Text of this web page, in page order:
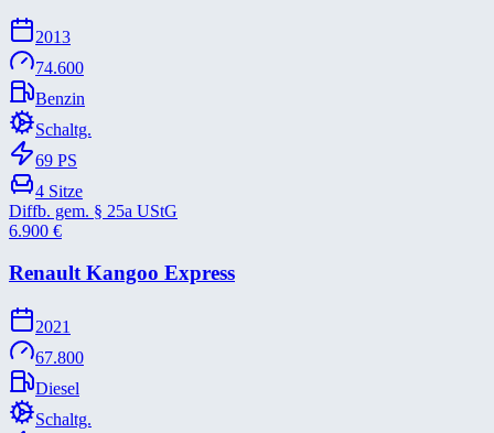
2013
74.600
Benzin
Schaltg.
69 PS
4 Sitze
Diffb. gem. § 25a UStG
6.900 €
Renault Kangoo Express
2021
67.800
Diesel
Schaltg.